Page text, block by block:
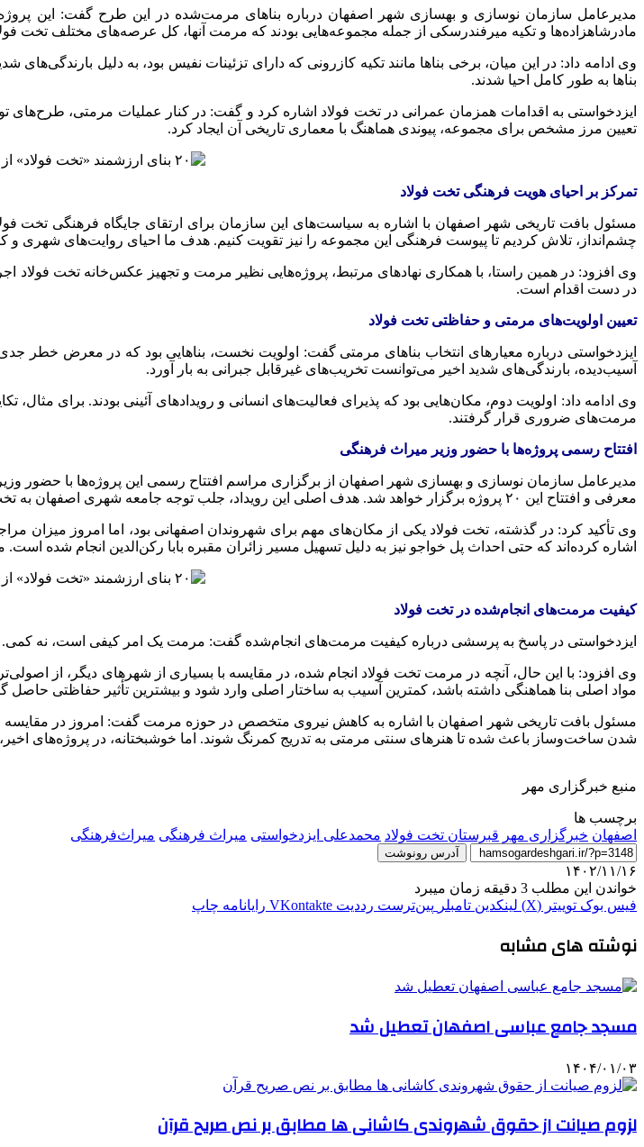
مدیرعامل سازمان نوسازی و بهسازی شهر اصفهان درباره بناهای مرمت‌شده در این طرح گفت: این
مادرشاهزاده‌ها و تکیه میرفندرسکی از جمله مجموعه‌هایی بودند که مرمت آنها، کل عرصه‌های مختلف تخت
بناها به طور کامل احیا شدند.
ایزدخواستی به اقدامات همزمان عمرانی در تخت فولاد اشاره کرد و گفت: در کنار عملیات مرمتی، طرح‌های
تعیین مرز مشخص برای مجموعه، پیوندی هماهنگ با معماری تاریخی آن ایجاد کرد.
تمرکز بر احیای هویت فرهنگی تخت فولاد
مسئول بافت تاریخی شهر اصفهان با اشاره به سیاست‌های این سازمان برای ارتقای جایگاه فرهنگی تخت
چشم‌انداز، تلاش کردیم تا پیوست فرهنگی این مجموعه را نیز تقویت کنیم. هدف ما احیای روایت‌های شهری
وی افزود: در همین راستا، با همکاری نهادهای مرتبط، پروژه‌هایی نظیر مرمت و تجهیز عکس‌خانه تخت
در دست اقدام است.
تعیین اولویت‌های مرمتی و حفاظتی تخت فولاد
ایزدخواستی
آسیب‌دیده، بارندگی‌های شدید اخیر می‌توانست تخریب‌های غیرقابل جبرانی به بار آورد.
وی ادامه داد: اولویت دوم، مکان‌هایی بود که پذیرای فعالیت‌های انسانی و رویدادهای آئینی بودند. برای
مرمت‌های ضروری قرار گرفتند.
افتتاح رسمی پروژه‌ها با حضور وزیر میراث فرهنگی
معرفی و افتتاح این ۲۰ پروژه برگزار خواهد شد. هدف اصلی این رویداد، جلب توجه جامعه شهری اصفهان به تخت فولاد است.
وی تأکید کرد: در گذشته، تخت فولاد یکی از مکان‌های مهم برای شهروندان اصفهانی بود، اما امروز میزان
اشاره کرده‌اند که حتی احداث پل خواجو نیز به دلیل تسهیل مسیر زائران مقبره بابا رکن‌الدین انجام شده است.
کیفیت مرمت‌های انجام‌شده در تخت فولاد
ایزدخواستی در پاسخ به پرسشی درباره کیفیت مرمت‌های انجام‌شده گفت: مرمت یک امر کیفی است، نه کمی.
وی افزود: با این حال، آنچه در مرمت تخت فولاد انجام شده، در مقایسه با بسیاری از شهرهای دیگر، از
مواد اصلی بنا هماهنگی داشته باشد، کمترین آسیب به ساختار اصلی وارد شود و بیشترین تأثیر حفاظتی حاصل
شدن ساخت‌وساز باعث شده تا هنرهای سنتی مرمتی به تدریج کمرنگ شوند. اما خوشبختانه، در پروژه‌های
منبع خبرگزاری مهر
برچسب ها
اصفهان خبرگزاری مهر قبرستان تخت فولاد محمدعلی ایزدخواستی میراث فرهنگی میراث‌فرهنگی
آدرس رونوشت
۱۴۰۲/۱۱/۱۶
خواندن این مطلب 3 دقیقه زمان میبرد
فیس بوک توییتر (X) لینکدین ‫تامبلر ‫پین‌ترست ‫رددیت ‫VKontakte رایانامه چاپ
نوشته های مشابه
مسجد جامع عباسی اصفهان تعطیل شد
۱۴۰۴/۰۱/۰۳
لزوم صیانت از حقوق شهروندی کاشانی ها مطابق بر نص صریح قرآن